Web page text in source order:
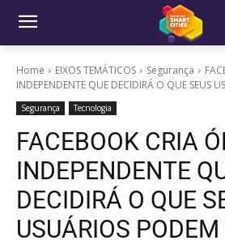
Home EIXOS TEMÁTICOS Segurança
INDEPENDENTE QUE DECIDIRÁ O QUE SEUS
Segurança Tecnologia
FACEBOOK CRIA
INDEPENDENTE
DECIDIRÁ O QUE
USUÁRIOS PODEM